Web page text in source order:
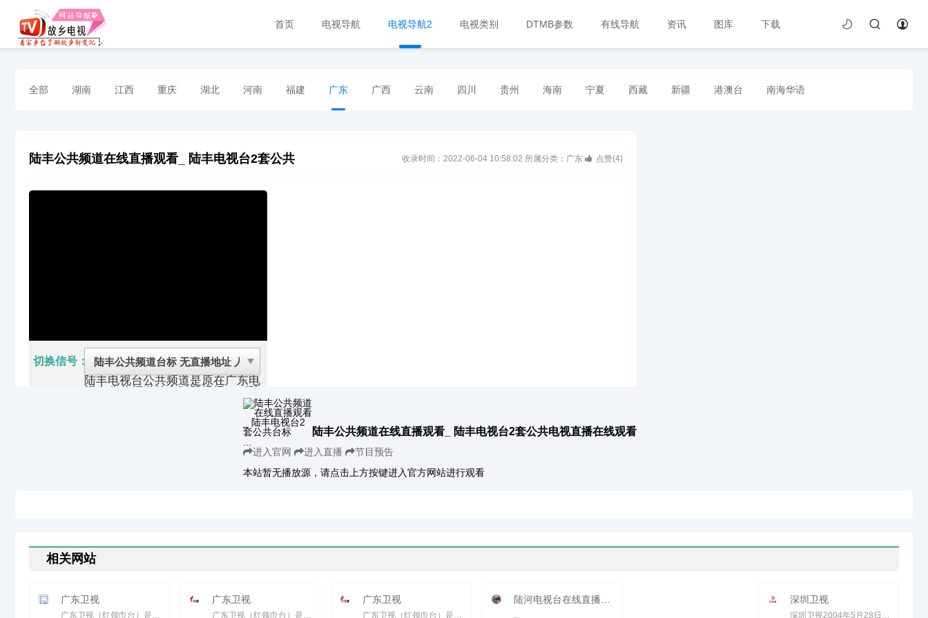
首页 电视导航 电视导航2 电视类别 DTMB参数 有线导航 资讯 图库 下载
全部 湖南 江西 重庆 湖北 河南 福建 广东 广西 云南 四川 贵州 海南 宁夏 西藏 新疆 港澳台 南海华语
陆丰公共频道在线直播观看_ 陆丰电视台2套公共 收录时间：2022-06-04 10:58:02 所属分类：广东 点赞(4)
切换信号：
陆丰电视台公共频道是原在广东电
视台公共频道特定时段插播（《陆
丰新闻》及一些专题节目）的基础
上，于二零零八年十二月十日正式
以独立频道形式播出的。 陆丰电
视台公共频道坚持正确的舆论导
向，坚持新闻立台的宗旨，以《陆
丰新闻》、《时事快报》为主旨，
兼备各类专题节目；传播党政方针
政策，关注民生民情民意，贴近生
《道德讲坛》等23个栏目。拥有
高清摄像机14部、标清摄像机6
部，数字非编系统10部，3D虚拟
航拍飞机、摇臂等设备；具备现场
直播能力；具有比较强大的硬件系
陆丰公共频道在线直播观看_ 陆丰电视台2套公共电视直播在线观看
进入官网
进入直播
节目预告
本站暂无播放源，请点击上方按键进入官方网站进行观看
相关网站
广东卫视 广东卫视 广东卫视 深圳卫视